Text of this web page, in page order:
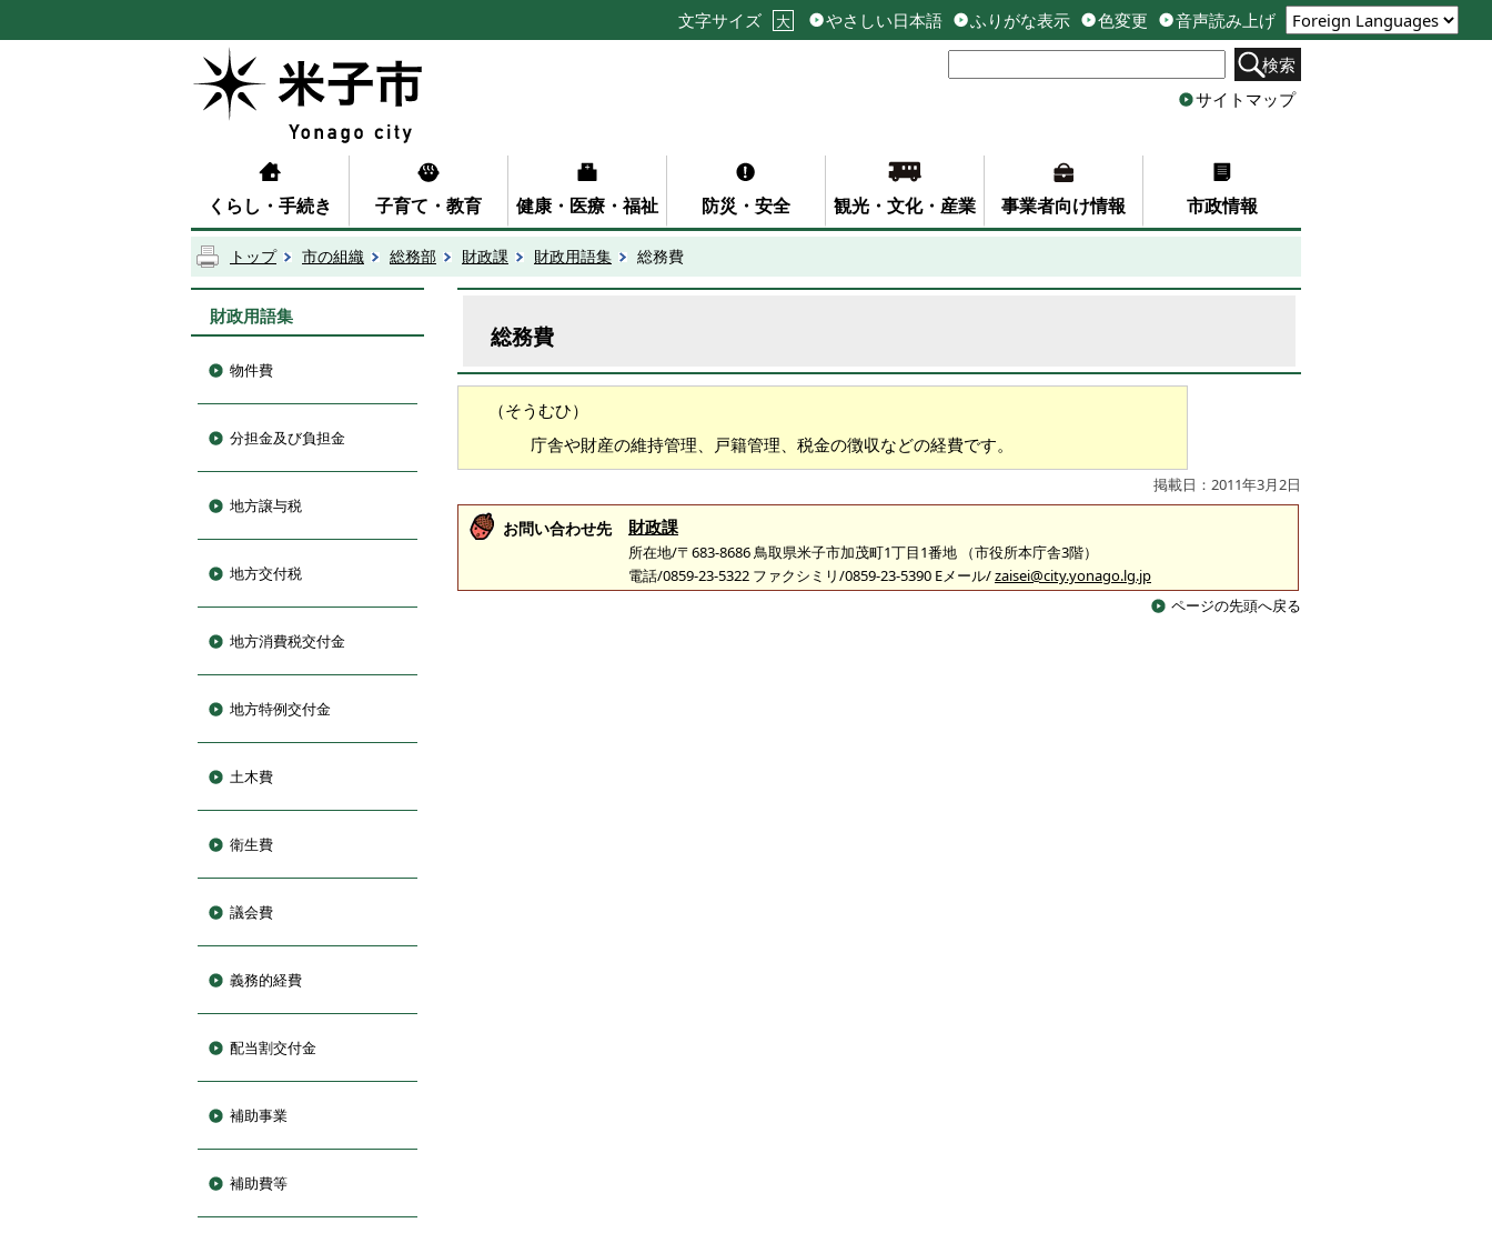
文字サイズ 大 やさしい日本語 ふりがな表示 色変更
音声読み上げ
検索
サイトマップ
くらし・手続き 子育て・教育 健康・医療・福祉 防災・安全 観光・文化・産業 事業者向け情報 市政情報
トップ 市の組織 総務部 財政課 財政用語集 総務費
財政用語集
物件費
分担金及び負担金
地方譲与税
地方交付税
地方消費税交付金
地方特例交付金
土木費
衛生費
議会費
義務的経費
配当割交付金
補助事業
補助費等
総務費
（そうむひ）
庁舎や財産の維持管理、戸籍管理、税金の徴収などの経費です。
掲載日：2011年3月2日
お問い合わせ先 財政課
所在地/〒683-8686 鳥取県米子市加茂町1丁目1番地 （市役所本庁舎3階）
電話/0859-23-5322 ファクシミリ/0859-23-5390 Eメール/zaisei@city.yonago.lg.jp
ページの先頭へ戻る